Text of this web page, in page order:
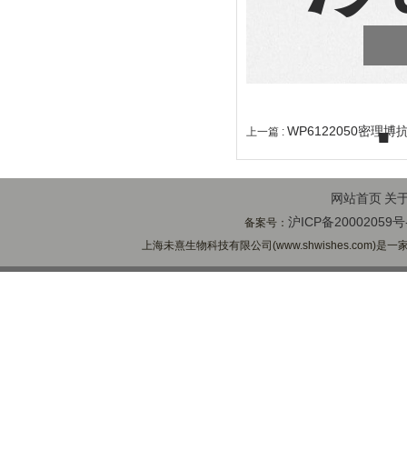
上一篇 : WP6122050密理博
网站首页 关
备案号：沪ICP备20002059
上海未熹生物科技有限公司(www.shwishes.com)是一